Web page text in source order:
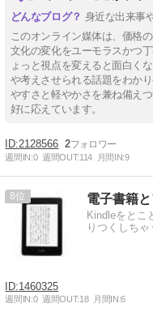
身近な出来事
このオンライン媒体は、価格
文化の変化をユーモラスかつ
ょっと視点を変えると面白く
や考えさせられる話題をわか
やすさと軽やかさを兼ね備え
好に応えています。
2128566 2
週間IN:0 週間OUT:114 月間IN:9
8 電子書籍
Kindleをとこ
りつくしちゃ
1460325
週間IN:0 週間OUT:18 月間IN:6